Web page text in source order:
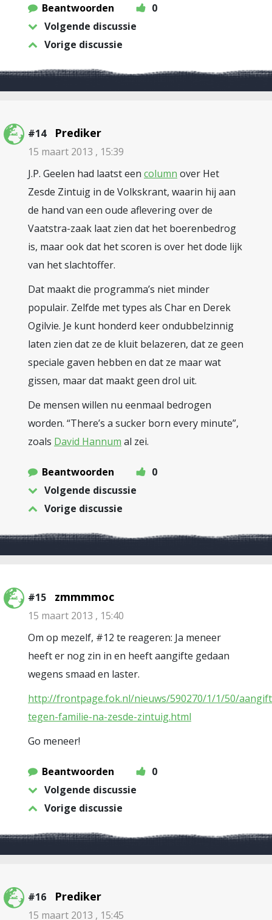
Beantwoorden
0
Volgende discussie
Vorige discussie
#14 Prediker
15 maart 2013 , 15:39
J.P. Geelen had laatst een column over Het
Zesde Zintuig in de Volkskrant, waarin hij aan
de hand van een oude aflevering over de
Vaatstra-zaak laat zien dat het boerenbedrog
is, maar ook dat het scoren is over het dode lijk
van het slachtoffer.
Dat maakt die programma’s niet minder
populair. Zelfde met types als Char en Derek
Ogilvie. Je kunt honderd keer ondubbelzinnig
laten zien dat ze de kluit belazeren, dat ze geen
speciale gaven hebben en dat ze maar wat
gissen, maar dat maakt geen drol uit.
De mensen willen nu eenmaal bedrogen
worden. “There’s a sucker born every minute”,
zoals David Hannum al zei.
Beantwoorden
0
Volgende discussie
Vorige discussie
#15 zmmmmoc
15 maart 2013 , 15:40
Om op mezelf, #12 te reageren: Ja meneer
heeft er nog zin in en heeft aangifte gedaan
wegens smaad en laster.
http://frontpage.fok.nl/nieuws/590270/1/1/50/
tegen-familie-na-zesde-zintuig.html
Go meneer!
Beantwoorden
0
Volgende discussie
Vorige discussie
#16 Prediker
15 maart 2013 , 15:45